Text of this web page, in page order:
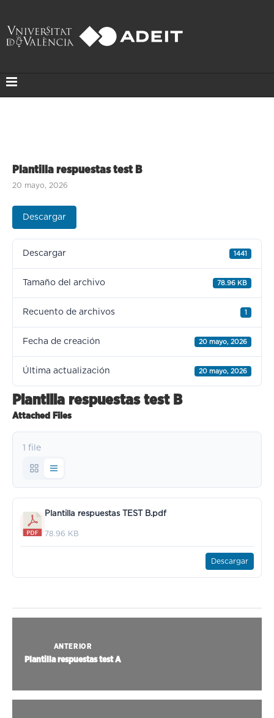
Plantilla respuestas test B
20 mayo, 2026
Descargar
Descargar 1441
Tamaño del archivo 78.96 KB
Recuento de archivos 1
Fecha de creación 20 mayo, 2026
Última actualización 20 mayo, 2026
Plantilla respuestas test B
Attached Files
1 file
Plantilla respuestas TEST B.pdf
78.96 KB
Descargar
ANTERIOR
Plantilla respuestas test A